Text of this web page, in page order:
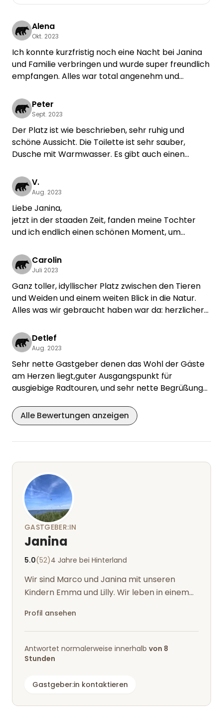
Alena
Okt. 2023
Ich konnte kurzfristig noch eine Nacht bei Janina
und Familie verbringen und wurde super freundlich
empfangen. Alles war total angenehm und
und hatte warmes Wasser. Den morgendlichen
Kaffee trinkt man quasi gemeinsam mit den Süßen
Ponys auf der angrenzenden Weide.
Absolute Empfehlung!
Peter
Sept. 2023
Der Platz ist wie beschrieben, sehr ruhig und
schöne Aussicht. Die Toilette ist sehr sauber,
Dusche mit Warmwasser. Es gibt auch einen
V.
Aug. 2023
Liebe Janina,
jetzt in der staaden Zeit, fanden meine Tochter
und ich endlich einen schönen Moment, um
passieren zu lassen.
Es hat uns bei Euch sehr gut gefallen, wir haben die
Tiere (besonders die Pferde) und die Ruhe sehr
genossen. Unser Tip wäre bloß ein größeres
Sanitärhaus (1 Toilette mit Dusche), bzw.
getrennte Dusche/n und Toilette/n. Eure
und dann wird es schnell knapp.
Abgesehen davon sind wir sehr nett empfangen
worden und hatten eine wunderschöne Zeit!!
Somit auf jeden Fall empfehlenswert.
Alles Gute und Liebe Euch!
Carolin
Juli 2023
Ganz toller, idyllischer Platz zwischen den Tieren
und Weiden und einem weiten Blick in die Natur.
Alles was wir gebraucht haben war da: herzlicher
Trinkwasser.
Sehr zu empfehlen!
Detlef
Aug. 2023
Sehr nette Gastgeber denen das Wohl der Gäste
am Herzen liegt,guter Ausgangspunkt für
ausgiebige Radtouren, und sehr nette Begrüßung
und die Zucchini -gern immer wieder Detlef und
Martina
Alle Bewertungen anzeigen
GASTGEBER:IN
Janina
5.0(52)4 Jahre bei Hinterland
Wir sind Marco und Janina mit unseren
Kindern Emma und Lilly. Wir leben in einem
Profil ansehen
Antwortet normalerweise innerhalb von 8
Stunden
Gastgeber:in kontaktieren